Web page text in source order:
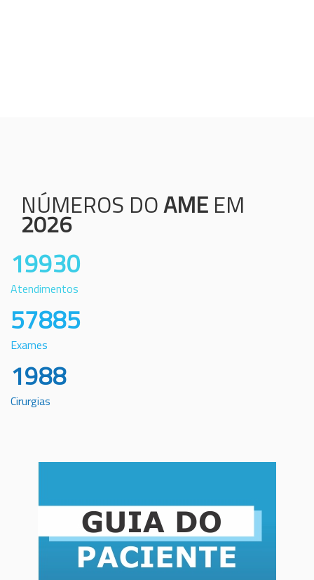
NÚMEROS DOAME EM
2026
19930
Atendimentos
57885
Exames
1988
Cirurgias